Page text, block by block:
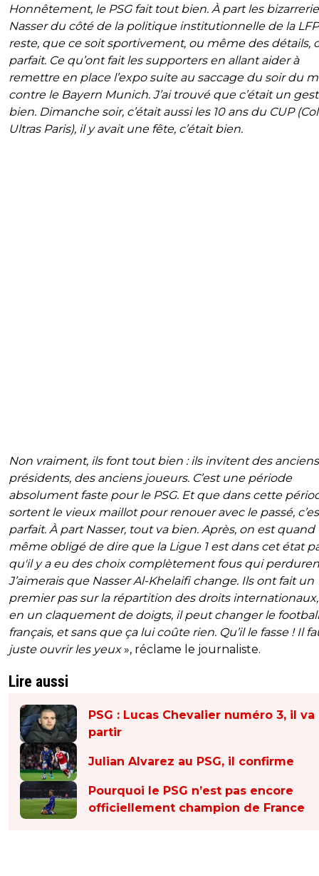
Honnêtement, le PSG fait tout bien. À part les
Nasser du côté de la politique institutionnelle de la
reste, que ce soit sportivement, ou même des détails,
parfait. Ce qu’ont fait les supporters en allant aider à
remettre en place l’expo suite au saccage du soir du
contre le Bayern Munich. J’ai trouvé que c’était un
bien. Dimanche soir, c’était aussi les 10 ans du CUP
Ultras Paris), il y avait une fête, c’était bien.
Non vraiment, ils font tout bien : ils invitent des anciens
présidents, des anciens joueurs. C’est une période
absolument faste pour le PSG. Et que dans cette
sortent le vieux maillot pour renouer avec le passé,
parfait. À part Nasser, tout va bien. Après, on est quand
même obligé de dire que la Ligue 1 est dans cet état
qu'il y a eu des choix complètement fous qui
J’aimerais que Nasser Al-Khelaifi change. Ils ont fait un
premier pas sur la répartition des droits
en un claquement de doigts, il peut changer le football
français, et sans que ça lui coûte rien. Qu’il le fasse ! Il
juste ouvrir les yeux», réclame le journaliste.
Lire aussi
PSG : Lucas Chevalier numéro 3, il va
partir
Julian Alvarez au PSG, il confirme
Pourquoi le PSG n’est pas encore
officiellement champion de France